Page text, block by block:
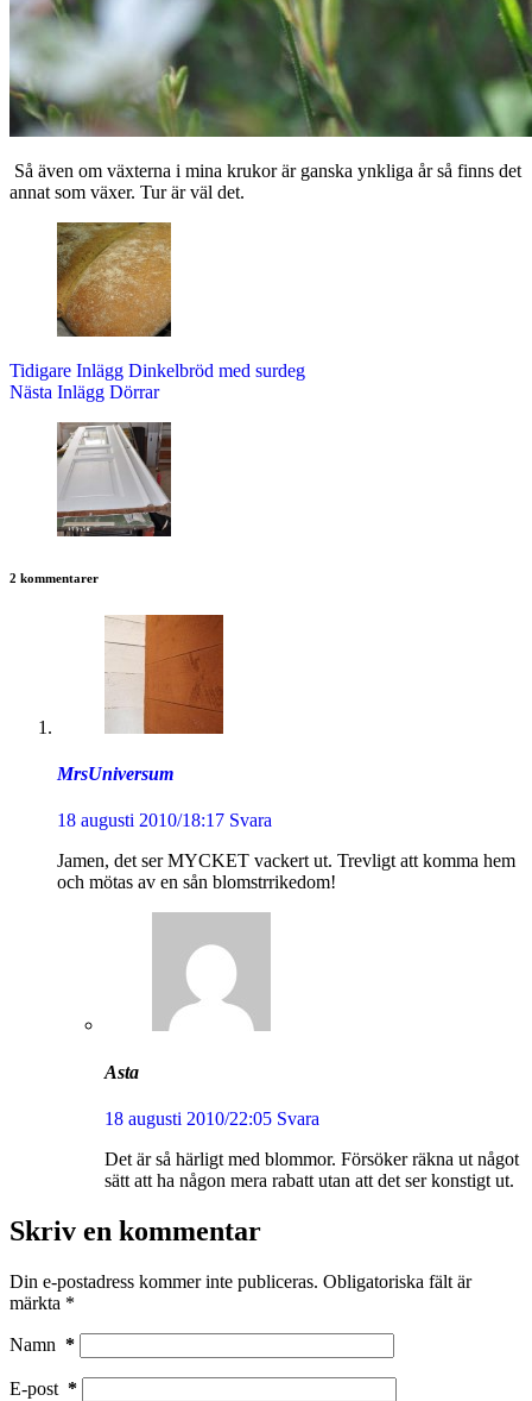
Så även om växterna i mina krukor är ganska ynkliga år så finns det
annat som växer. Tur är väl det.
Tidigare Inlägg Dinkelbröd med surdeg
Nästa Inlägg Dörrar
2 kommentarer
MrsUniversum
18 augusti 2010/18:17 Svara
Jamen, det ser MYCKET vackert ut. Trevligt att komma hem
och mötas av en sån blomstrrikedom!
Asta
18 augusti 2010/22:05 Svara
Det är så härligt med blommor. Försöker räkna ut något
sätt att ha någon mera rabatt utan att det ser konstigt ut.
Skriv en kommentar
Din e-postadress kommer inte publiceras. Obligatoriska fält är
märkta *
Namn *
E-post *